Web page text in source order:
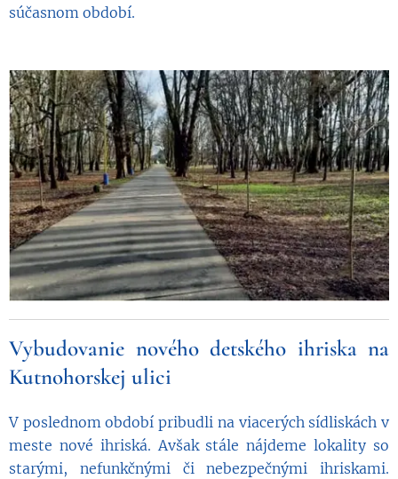
súčasnom období.
Vybudovanie nového detského ihriska na
Kutnohorskej ulici
V poslednom období pribudli na viacerých sídliskách v
meste nové ihriská. Avšak stále nájdeme lokality so
starými, nefunkčnými či nebezpečnými ihriskami.